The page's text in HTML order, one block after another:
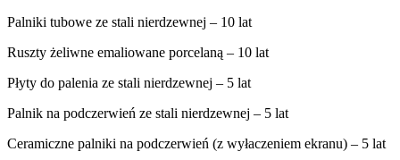
Palniki tubowe ze stali nierdzewnej – 10 lat
Ruszty żeliwne emaliowane porcelaną – 10 lat
Płyty do palenia ze stali nierdzewnej – 5 lat
Palnik na podczerwień ze stali nierdzewnej – 5 lat
Ceramiczne palniki na podczerwień (z wyłaczeniem ekranu) – 5 lat